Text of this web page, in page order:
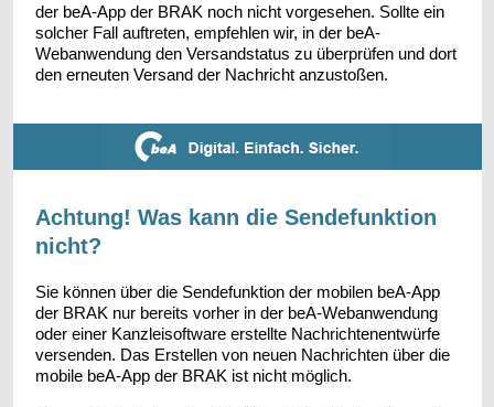
der beA-App der BRAK noch nicht vorgesehen. Sollte ein
solcher Fall auftreten, empfehlen wir, in der beA-
Webanwendung den Versandstatus zu überprüfen und dort
den erneuten Versand der Nachricht anzustoßen.
Achtung! Was kann die Sendefunktion
nicht?
Sie können über die Sendefunktion der mobilen beA-App
der BRAK nur bereits vorher in der beA-Webanwendung
oder einer Kanzleisoftware erstellte Nachrichtenentwürfe
versenden. Das Erstellen von neuen Nachrichten über die
mobile beA-App der BRAK ist nicht möglich.